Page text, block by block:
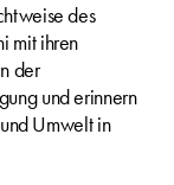
des
mit ihren
der
und erinnern
Umwelt in